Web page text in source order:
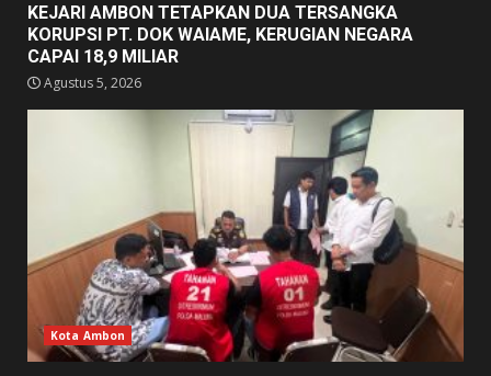
KEJARI AMBON TETAPKAN DUA TERSANGKA
KORUPSI PT. DOK WAIAME, KERUGIAN NEGARA
CAPAI 18,9 MILIAR
Agustus 5, 2026
Kota Ambon